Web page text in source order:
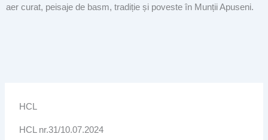
aer curat, peisaje de basm, tradiție și poveste în Munții Apuseni.
HCL
HCL nr.31/10.07.2024